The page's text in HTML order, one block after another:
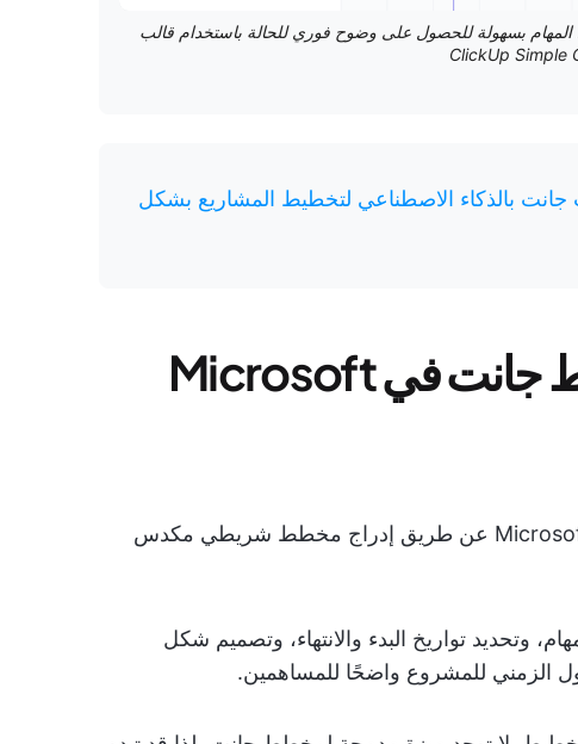
بسهولة للحصول على وضوح فوري للحالة باستخدام قالب
ClickUp Simple
بالذكاء الاصطناعي لتخطيط المشاريع بشكل
هل يمكنك إنشاء مخطط جانت في Microsoft
نعم. يمكنك إنشاء مخطط جانت في Microsoft Word عن طريق إدراج مخطط شريطي مكدس
وتحديد تواريخ البدء والانتهاء، وتصميم شكل
الزمني للمشروع واضحًا للمساهمين.